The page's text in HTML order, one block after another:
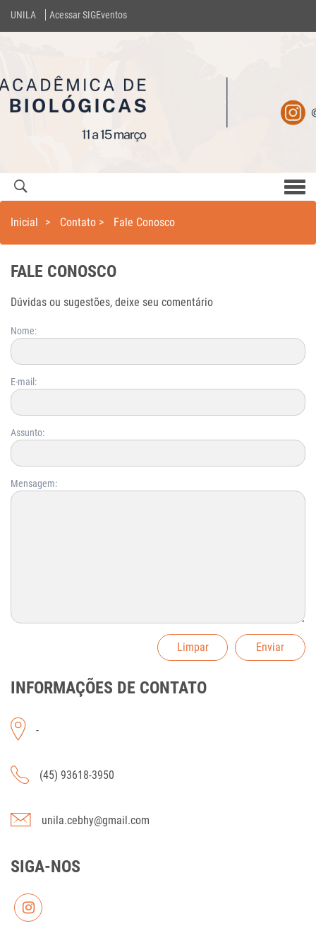
UNILA Acessar SIGEventos
Inicial > Contato > Fale Conosco
FALE CONOSCO
Dúvidas ou sugestões, deixe seu comentário
Nome:
E-mail:
Assunto:
Mensagem:
Limpar Enviar
INFORMAÇÕES DE CONTATO
-
(45) 93618-3950
unila.cebhy@gmail.com
SIGA-NOS